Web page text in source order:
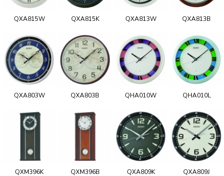
QXA815W QXA815K QXA813W QXA813B
QXA803W QXA803B QHA010W QHA010L
QXM396K QXM396B QXA809K QXA809J